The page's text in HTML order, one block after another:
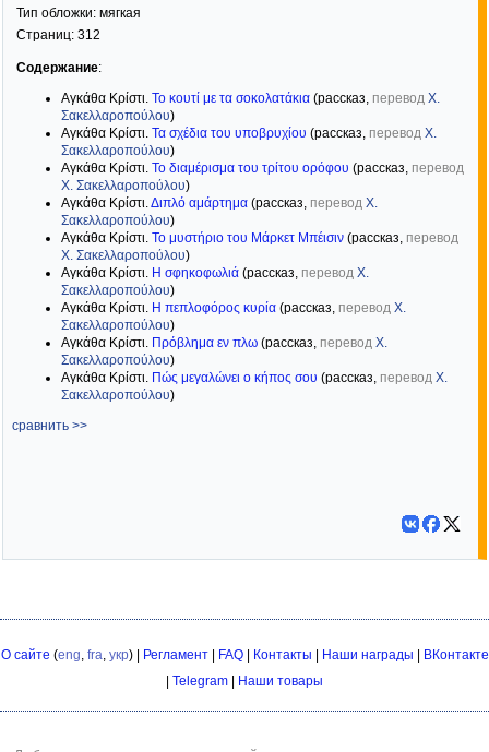
Тип обложки: мягкая
Страниц: 312
Содержание:
Αγκάθα Κρίστι. Το κουτί με τα σοκολατάκια (рассказ, перевод Χ.
Σακελλαροπούλου)
Αγκάθα Κρίστι. Τα σχέδια του υποβρυχίου (рассказ, перевод Χ.
Σακελλαροπούλου)
Αγκάθα Κρίστι. Το διαμέρισμα του τρίτου ορόφου (рассказ, перевод
Χ. Σακελλαροπούλου)
Αγκάθα Κρίστι.Διπλό αμάρτημα (рассказ, перевод Χ.
Σακελλαροπούλου)
Αγκάθα Κρίστι. Το μυστήριο του Μάρκετ Μπέισιν (рассказ, перевод
Χ. Σακελλαροπούλου)
Αγκάθα Κρίστι. Η σφηκοφωλιά (рассказ, перевод Χ.
Σακελλαροπούλου)
Αγκάθα Κρίστι. Η πεπλοφόρος κυρία (рассказ, перевод Χ.
Σακελλαροπούλου)
Αγκάθα Κρίστι. Πρόβλημα εν πλω (рассказ, перевод Χ.
Σακελλαροπούλου)
Αγκάθα Κρίστι. Πώς μεγαλώνει ο κήπος σου (рассказ, перевод Χ.
Σακελλαροπούλου)
сравнить >>
О сайте (eng, fra, укр) | Регламент| FAQ| Контакты Наши награды
ВКонтакте
Telegram Наши товары